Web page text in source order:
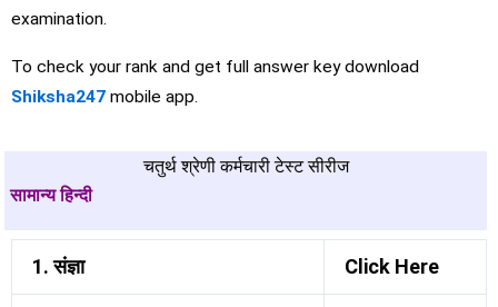
examination.
To check your rank and get full answer key download
Shiksha247 mobile app.
चतुर्थ श्रेणी कर्मचारी टेस्ट सीरीज
सामान्य हिन्दी
1. संज्ञा Click Here